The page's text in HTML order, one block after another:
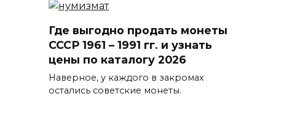
Где выгодно продать монеты
СССР 1961 – 1991 гг. и узнать
цены по каталогу 2026
Наверное, у каждого в закромах
остались советские монеты.